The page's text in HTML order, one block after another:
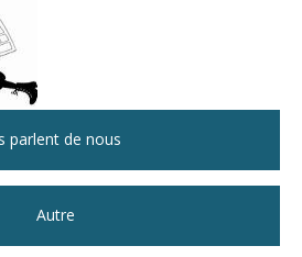
parlent de nous
Autre